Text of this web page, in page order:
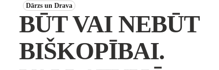
Dārzs un Drava
BŪT VAI NEBŪT
BIŠKOPĪBAI.